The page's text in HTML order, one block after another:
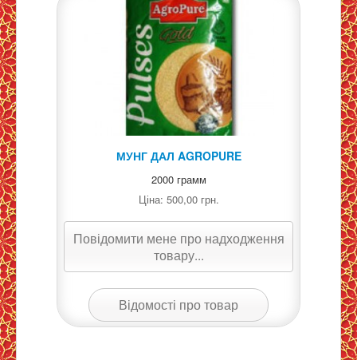
МУНГ ДАЛ AGROPURE
2000 грамм
Ціна: 500,00 грн.
Повідомити мене про надходження
товару...
Відомості про товар